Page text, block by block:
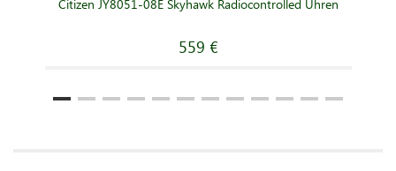
Citizen JY8051-08E Skyhawk Radiocontrolled Uhren
559 €